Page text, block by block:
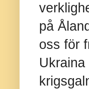
på
oss för